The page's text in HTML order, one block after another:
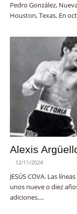
Pedro González,
Houston, Texas. En
Alexis
- 12/11/2024
JESÚS COVA. Las
unos nueve o diez
adiciones,...